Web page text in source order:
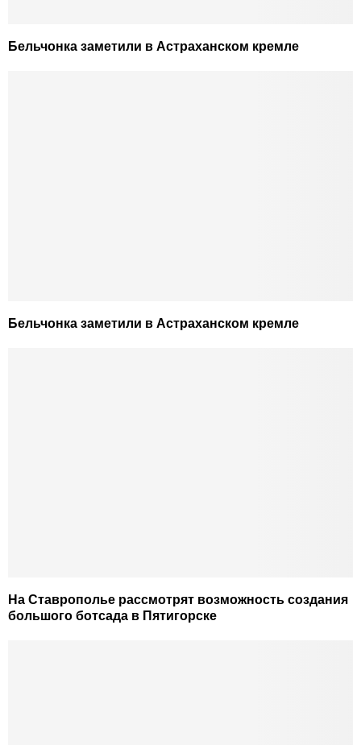
Бельчонка заметили в Астраханском кремле
Бельчонка заметили в Астраханском кремле
На Ставрополье рассмотрят возможность создания
большого ботсада в Пятигорске